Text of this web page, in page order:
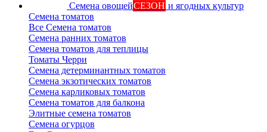
Семена овощейСЕЗОН и ягодных культур
Семена томатов
Все Семена томатов
Семена ранних томатов
Семена томатов для теплицы
Томаты Черри
Семена детерминантных томатов
Семена экзотических томатов
Семена карликовых томатов
Семена томатов для балкона
Элитные семена томатов
Семена огурцов